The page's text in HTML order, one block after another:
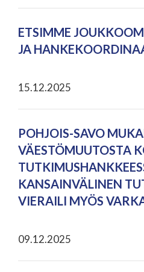
ETSIMME
JA
15.12.2025
POHJOIS-SAVO
VÄESTÖMUUTOSTA
KANSAINVÄLINEN
VIERAILI MYÖS
09.12.2025